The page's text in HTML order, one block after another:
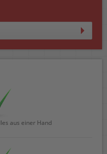
aus einer Hand